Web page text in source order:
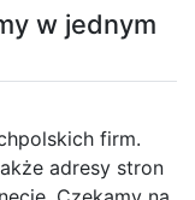
w jednym
firm.
adresy stron